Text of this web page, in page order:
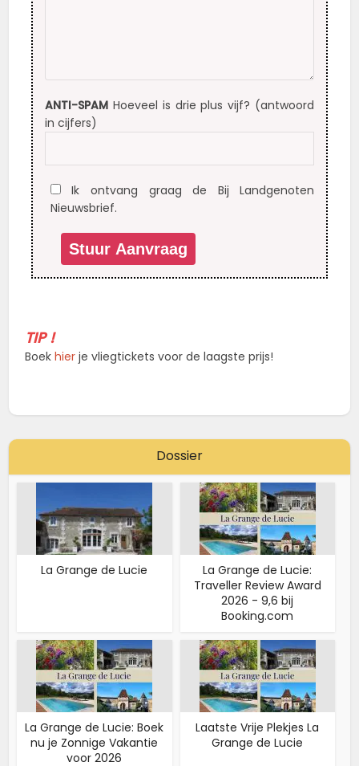
ANTI-SPAMHoeveel is drie plus vijf? (antwoord
in cijfers)
Ik ontvang graag de Bij Landgenoten
Nieuwsbrief.
TIP !
Boekhier je vliegtickets voor de laagste prijs!
Dossier
La Grange de Lucie
La Grange de Lucie:
Traveller Review Award
2026 - 9,6 bij
Booking.com
La Grange de Lucie: Boek
nu je Zonnige Vakantie
voor 2026
Laatste Vrije Plekjes La
Grange de Lucie